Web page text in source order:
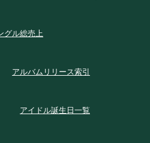
グル総売上
アルバムリリース索引
アイドル誕生日一覧